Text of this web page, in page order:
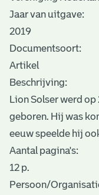
Jaar van uitgave:
2019
Documentsoort:
Artikel
Beschrijving:
Lion Solser werd
geboren. Hij was
eeuw speelde hij
Aantal pagina's:
12 p.
Persoon/